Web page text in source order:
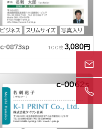
ビジネス スリムサイズ 写真入り
c-0873sp 100枚 3,080円
c-0062s